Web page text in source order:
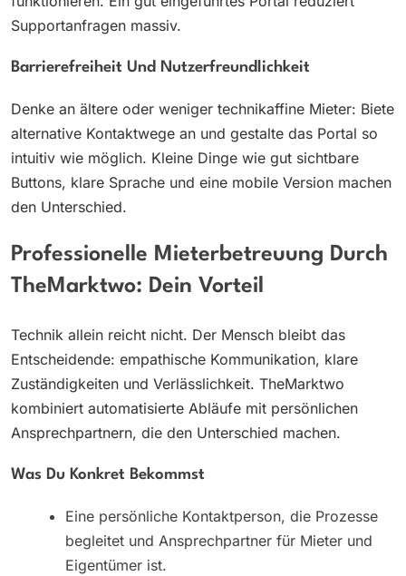
Supportanfragen massiv.
Barrierefreiheit Und Nutzerfreundlichkeit
Denke an ältere oder weniger technikaffine Mieter: Biete
alternative Kontaktwege an und gestalte das Portal so
intuitiv wie möglich. Kleine Dinge wie gut sichtbare
Buttons, klare Sprache und eine mobile Version machen
den Unterschied.
Professionelle Mieterbetreuung Durch
TheMarktwo: Dein Vorteil
Technik allein reicht nicht. Der Mensch bleibt das
Entscheidende: empathische Kommunikation, klare
Zuständigkeiten und Verlässlichkeit. TheMarktwo
kombiniert automatisierte Abläufe mit persönlichen
Ansprechpartnern, die den Unterschied machen.
Was Du Konkret Bekommst
Eine persönliche Kontaktperson, die Prozesse
begleitet und Ansprechpartner für Mieter und
Eigentümer ist.